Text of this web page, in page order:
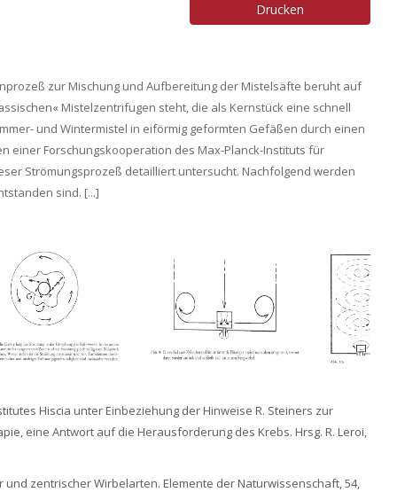
Drucken
zur Mischung und Aufbereitung der Mistelsäfte beruht auf
Mistelzentrifugen steht, die als Kernstück eine schnell
und Wintermistel in eiförmig geformten Gefäßen durch einen
einer Forschungskooperation des Max-Planck-Instituts für
Strömungsprozeß detailliert untersucht. Nachfolgend werden
sind. [...]
Hiscia unter Einbeziehung der Hinweise R. Steiners zur
eine Antwort auf die Herausforderung des Krebs. Hrsg. R. Leroi,
zentrischer Wirbelarten. Elemente der Naturwissenschaft, 54,